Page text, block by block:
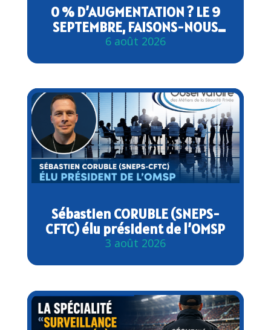
0 % D’AUGMENTATION ? LE 9
SEPTEMBRE, FAISONS-NOUS
ENTENDRE !
6 août 2026
Sébastien CORUBLE (SNEPS-
CFTC) élu président de l’OMSP
3 août 2026